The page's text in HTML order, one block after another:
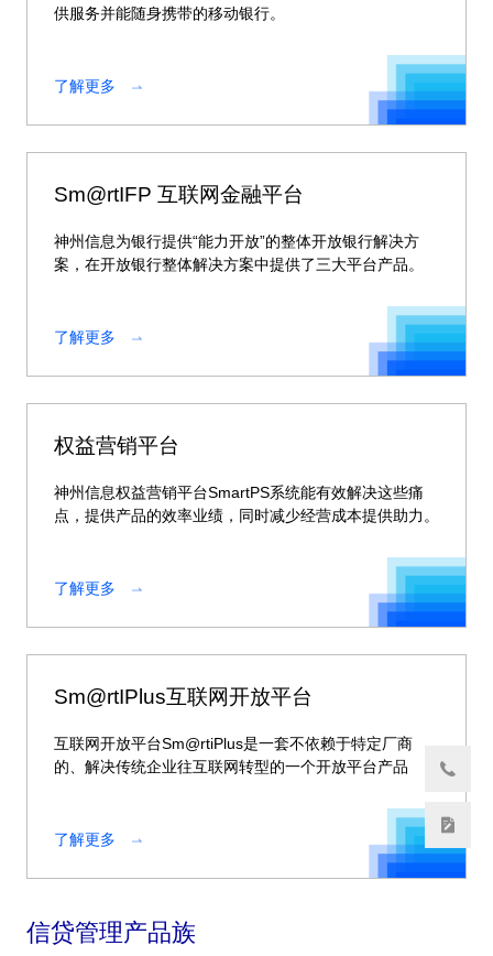
供服务并能随身携带的移动银行。
了解更多
Sm@rtIFP 互联网金融平台
神州信息为银行提供“能力开放”的整体开放银行解决方
案，在开放银行整体解决方案中提供了三大平台产品。
了解更多
权益营销平台
神州信息权益营销平台SmartPS系统能有效解决这些痛
点，提供产品的效率业绩，同时减少经营成本提供助力。
了解更多
Sm@rtIPlus互联网开放平台
互联网开放平台Sm@rtiPlus是一套不依赖于特定厂商
的、解决传统企业往互联网转型的一个开放平台产品
了解更多
信贷管理产品族